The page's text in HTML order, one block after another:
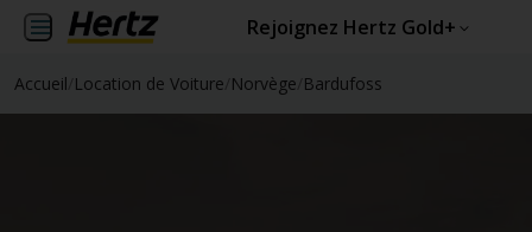
Rejoignez Hertz Gold+
Accueil Location de Voiture Norvège Bardufoss